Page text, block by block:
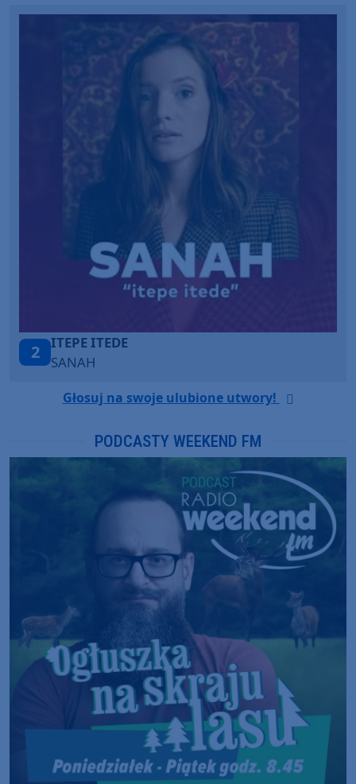
3
ONE CALL AWAY
LOUD LUXURY
Głosuj na swoje ulubione utwory!
PODCASTY WEEKEND FM